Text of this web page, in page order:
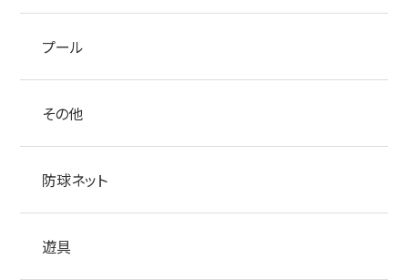
プール
その他
防球ネット
遊具